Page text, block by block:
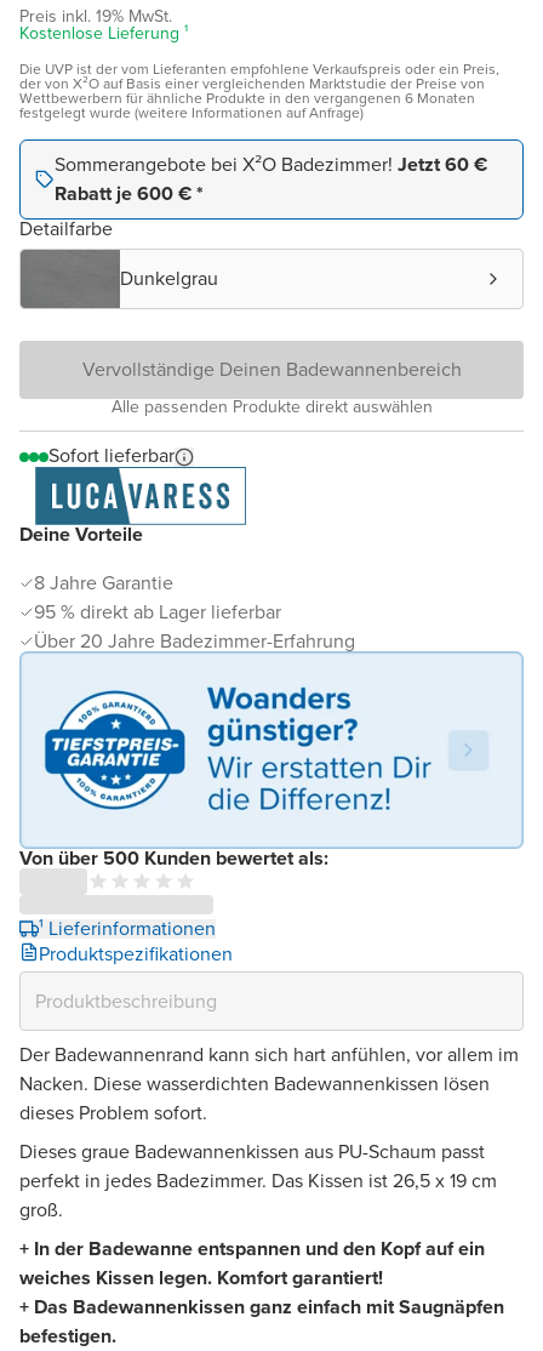
Deine Vorteile
8 Jahre Garantie
95 % direkt ab Lager lieferbar
Über 20 Jahre Badezimmer-Erfahrung
Von über 500 Kunden bewertet als:
¹ Lieferinformationen
Produktspezifikationen
Preis inkl. 19% MwSt.
Kostenlose Lieferung ¹
Die UVP ist der vom Lieferanten empfohlene Verkaufspreis oder ein Preis,
der von X²O auf Basis einer vergleichenden Marktstudie der Preise von
Wettbewerbern für ähnliche Produkte in den vergangenen 6 Monaten
festgelegt wurde (weitere Informationen auf Anfrage)
Sommerangebote bei X²O Badezimmer! Jetzt 60 €
Rabatt je 600 € *
Detailfarbe
Dunkelgrau
Vervollständige Deinen Badewannenbereich
Alle passenden Produkte direkt auswählen
Sofort lieferbar
Der Badewannenrand kann sich hart anfühlen, vor allem im
Nacken. Diese wasserdichten Badewannenkissen lösen
dieses Problem sofort.
Dieses graue Badewannenkissen aus PU-Schaum passt
perfekt in jedes Badezimmer. Das Kissen ist 26,5 x 19 cm
groß.
+ In der Badewanne entspannen und den Kopf auf ein
weiches Kissen legen. Komfort garantiert!
+ Das Badewannenkissen ganz einfach mit Saugnäpfen
befestigen.